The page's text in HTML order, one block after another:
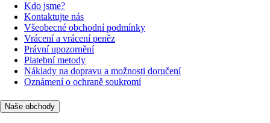
Kdo jsme?
Kontaktujte nás
Všeobecné obchodní podmínky
Vrácení a vrácení peněz
Právní upozornění
Platební metody
Náklady na dopravu a možnosti doručení
Oznámení o ochraně soukromí
Naše obchody